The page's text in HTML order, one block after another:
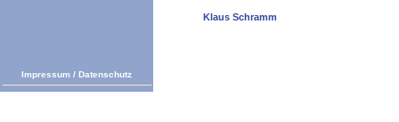
Klaus Schramm
Impressum / Datenschutz